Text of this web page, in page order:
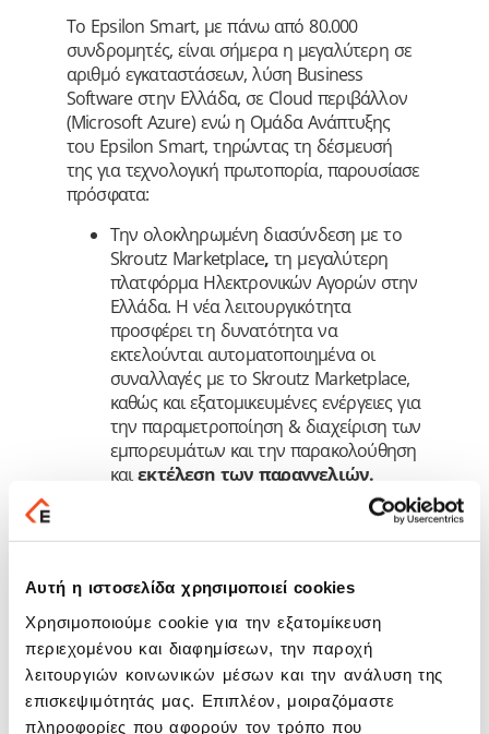
Αυτή η ιστοσελίδα χρησιμοποιεί cookies
Χρησιμοποιούμε cookie για την εξατομίκευση
περιεχομένου και διαφημίσεων, την παροχή
λειτουργιών κοινωνικών μέσων και την ανάλυση της
επισκεψιμότητάς μας. Επιπλέον, μοιραζόμαστε
πληροφορίες που αφορούν τον τρόπο που
Το Epsilon Smart, με πάνω από 80.000
συνδρομητές, είναι σήμερα η μεγαλύτερη σε
αριθμό εγκαταστάσεων, λύση Business
Software στην Ελλάδα, σε Cloud περιβάλλον
(Microsoft Azure) ενώ η Ομάδα Ανάπτυξης
του Epsilon Smart, τηρώντας τη δέσμευσή
της για τεχνολογική πρωτοπορία, παρουσίασε
πρόσφατα:
Την ολοκληρωμένη διασύνδεση με το
Skroutz Marketplace,τη μεγαλύτερη
πλατφόρμα Ηλεκτρονικών Αγορών στην
Ελλάδα. Η νέα λειτουργικότητα
προσφέρει τη δυνατότητα να
εκτελούνται αυτοματοποιημένα οι
συναλλαγές με το Skroutz Marketplace,
καθώς και εξατομικευμένες ενέργειες για
την παραμετροποίηση & διαχείριση των
εμπορευμάτων και την παρακολούθηση
καιεκτέλεση των παραγγελιών.
τραπεζικούς λογαριασμούςτης
βλέπει άμεσα τις κινήσεις & τα
υπόλοιπα των λογαριασμών του και να
καταχωρεί εύκολα, γρήγορα και
αξιόπιστα εμβάσματα μέσω SEPA
(Single European Payments Area)
Το προσεχές διάστημα, θα διατεθούν στους